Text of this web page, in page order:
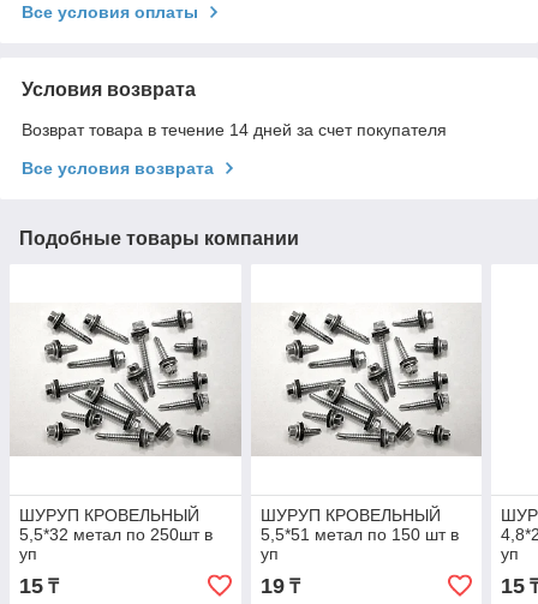
Все условия оплаты
Условия возврата
Возврат товара в течение 14 дней за счет покупателя
Все условия возврата
Подобные товары компании
ШУРУП КРОВЕЛЬНЫЙ
5,5*32 метал по 250шт в
уп
15 ₸
ШУРУП КРОВЕЛЬНЫЙ
5,5*51 метал по 150 шт в
уп
19₸
уп
15